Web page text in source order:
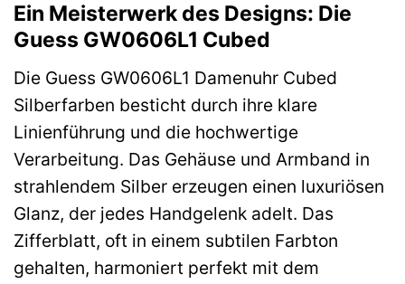
Ein Meisterwerk des Designs: Die
Guess GW0606L1 Cubed
Die Guess GW0606L1 Damenuhr Cubed
Silberfarben besticht durch ihre klare
Linienführung und die hochwertige
Verarbeitung. Das Gehäuse und Armband in
strahlendem Silber erzeugen einen luxuriösen
Glanz, der jedes Handgelenk adelt. Das
Zifferblatt, oft in einem subtilen Farbton
gehalten, harmoniert perfekt mit dem